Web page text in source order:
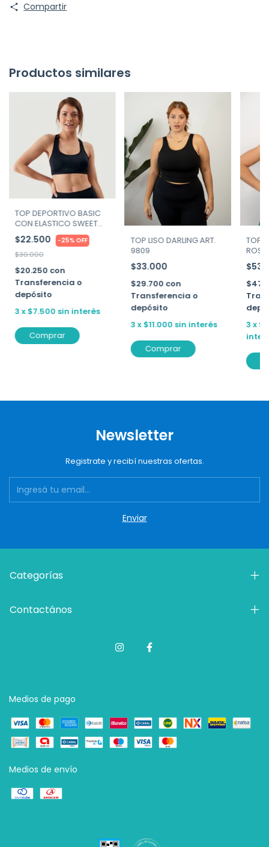
Compartir
Productos similares
TOP DEPORTIVO BASIC
CON ELASTICO SWEET
LADY - ART. 20104-000
$22.500 -25% OFF
$30.000
$20.250 con
Transferencia o
depósito
3 x$7.500 sin interés
Comprar
TOP LISO DARLING ART.
9809
$33.000
$29.700 con
Transferencia o
depósito
3x$11.000 sin interés
Comprar
TOP
10223
3 x
Newsletter
Registrate y recibí nuestras ofertas.
Categorías
Contactános
Medios de pago
Medios de envío